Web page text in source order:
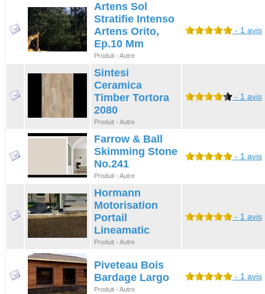
Artens Sol
Stratifie Intenso
Artens Orito,
Ep.10 Mm
Produit - Autre
- 1 avis
Sintesi
Ceramica
Timber Tortora
2080
Produit - Autre
- 1 avis
Farrow & Ball
Skimming Stone
No.241
Produit - Autre
- 1 avis
Hormann
Motorisation
Portail
Lineamatic
Produit - Autre
- 1 avis
Piveteau Bois
Bardage Largo
Produit - Autre
- 1 avis